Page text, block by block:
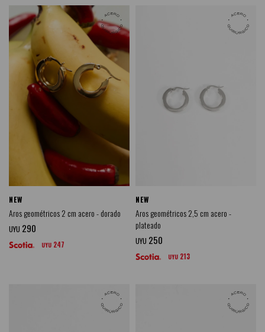
NEW
Aros geométricos 2 cm acero - dorado
UYU 290
UYU 247
NEW
Aros geométricos 2,5 cm acero -
plateado
UYU 250
UYU 213